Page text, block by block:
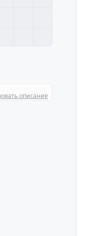
описание